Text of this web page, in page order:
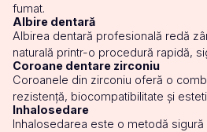
fumat.
Albire dentară
Albirea dentară profesională redă
naturală printr-o procedură rapidă,
Coroane dentare zirconiu
Coroanele din zirconiu oferă o
rezistență, biocompatibilitate și
Inhalosedare
Inhalosedarea este o metodă